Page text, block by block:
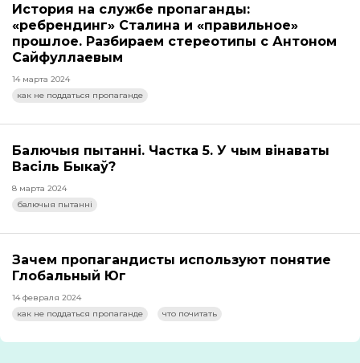
История на службе пропаганды:
«ребрендинг» Сталина и «правильное»
прошлое. Разбираем стереотипы с Антоном
Сайфуллаевым
14 марта 2024
как не поддаться пропаганде
Балючыя пытанні. Частка 5. У чым вінаваты
Васіль Быкаў?
8 марта 2024
балючыя пытанні
Зачем пропагандисты используют понятие
Глобальный Юг
14 февраля 2024
как не поддаться пропаганде
что почитать